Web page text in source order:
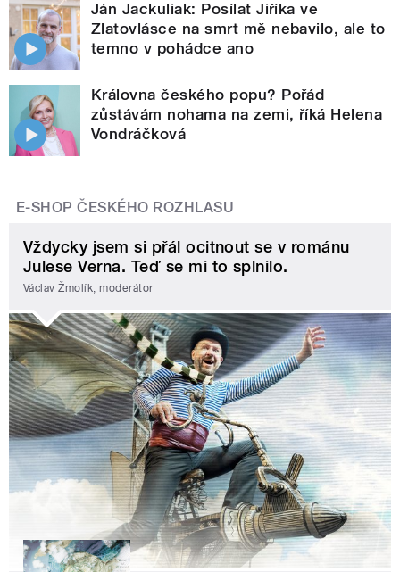
Ján Jackuliak: Posílat Jiříka ve
Zlatovlásce na smrt mě nebavilo, ale to
temno v pohádce ano
Královna českého popu? Pořád
zůstávám nohama na zemi, říká Helena
Vondráčková
E-SHOP ČESKÉHO ROZHLASU
Vždycky jsem si přál ocitnout se v románu
Julese Verna. Teď se mi to splnilo.
Václav Žmolík, moderátor